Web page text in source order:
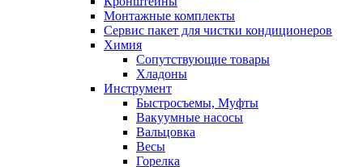
Монтажные комплекты
Сервис пакет для чистки кондиционеров
Химия
Сопутствующие товары
Хладоны
Инструмент
Быстросъемы, Муфты
Вакуумные насосы
Вальцовка
Весы
Горелка